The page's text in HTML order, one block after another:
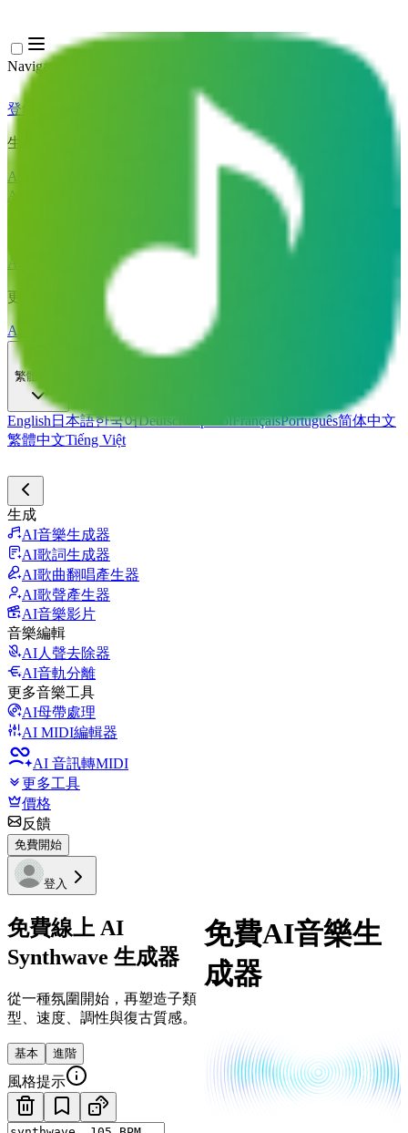
Navigation Menu
登錄
生成
AI音樂生成器 AI歌曲翻唱產生器AI歌聲產生器
AI音樂影片
AI人聲去除器 AI音軌分離
更多音樂工具
AI母帶處理 AI MIDI編輯器 AI 音訊轉MIDI
繁體中文
English 日本語한국어Deutsch EspañolFrançaisPortuguês简体中文
繁體中文Tiếng Việt
生成
AI音樂生成器
AI歌詞生成器
AI歌曲翻唱產生器
AI歌聲產生器
AI音樂影片
音樂編輯
AI人聲去除器
AI音軌分離
更多音樂工具
AI母帶處理
AI MIDI編輯器
AI 音訊轉MIDI
更多工具
價格
反饋
免費開始
登入
免費線上 AI
Synthwave 生成器
從一種氛圍開始，再塑造子類
型、速度、調性與復古質感。
基本 進階
風格提示
免費AI音樂生
成器